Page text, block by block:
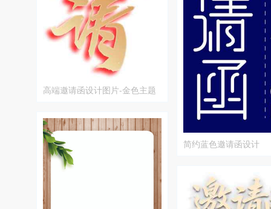
高端邀请函设计图片-金色主题
简约蓝色邀请函设计